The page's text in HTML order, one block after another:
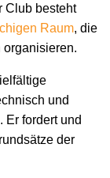
Club besteht
Raum, die
organisieren.
und
Er fordert und
der